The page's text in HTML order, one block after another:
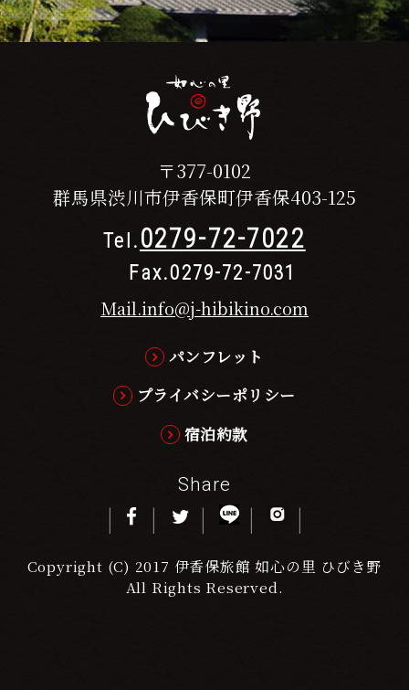
〒377-0102
群馬県渋川市伊香保町伊香保403-125
Tel. 0279-72-7022
Fax.0279-72-7031
Mail.info@j-hibikino.com
パンフレット
プライバシーポリシー
宿泊約款
Share
Copyright (C) 2017 伊香保旅館 如心の里 ひびき野
All Rights Reserved.